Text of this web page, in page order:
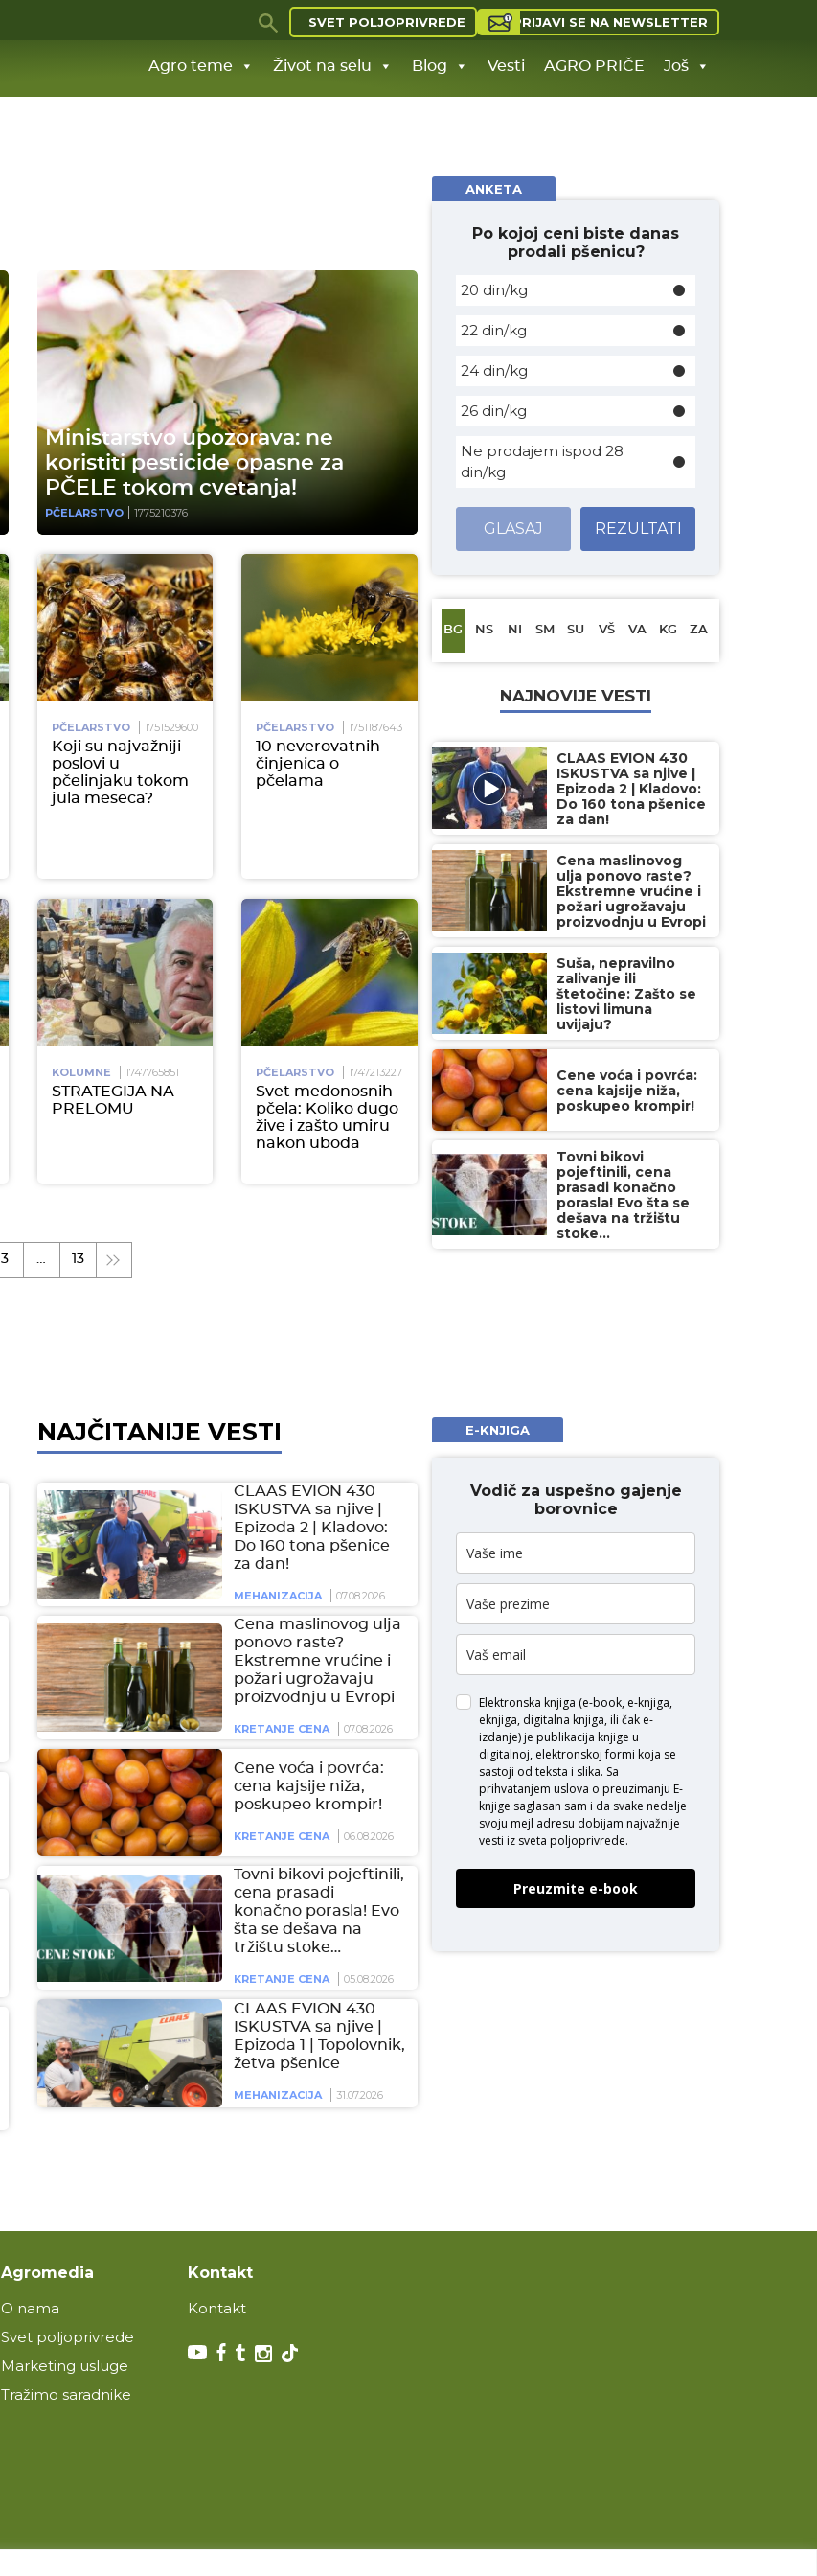
SVET POLJOPRIVREDE PRIJAVI SE NA NEWSLETTER
Agro teme Život na selu Blog Vesti AGRO PRIČE Još
Ministarstvo upozorava: ne
koristiti pesticide opasne za
PČELE tokom cvetanja!
PČELARSTVO 1775210376
PČELARSTVO 1751529600
Koji su najvažniji
poslovi u
pčelinjaku tokom
jula meseca?
PČELARSTVO 1751187643
10 neverovatnih
činjenica o
pčelama
KOLUMNE 1747765851
STRATEGIJA NA
PRELOMU
PČELARSTVO 1747213227
Svet medonosnih
pčela: Koliko dugo
žive i zašto umiru
nakon uboda
3 … 13
ANKETA
Po kojoj ceni biste danas
prodali pšenicu?
20 din/kg
22 din/kg
24 din/kg
26 din/kg
Ne prodajem ispod 28
din/kg
GLASAJ REZULTATI
BG NS NI SM SU VŠ VA KG ZA
NAJNOVIJE VESTI
CLAAS EVION 430
ISKUSTVA sa njive |
Epizoda 2 | Kladovo:
Do 160 tona pšenice
za dan!
Cena maslinovog
ulja ponovo raste?
Ekstremne vrućine i
požari ugrožavaju
proizvodnju u Evropi
Suša, nepravilno
zalivanje ili
štetočine: Zašto se
listovi limuna
uvijaju?
Cene voća i povrća:
cena kajsije niža,
poskupeo krompir!
Tovni bikovi
pojeftinili, cena
prasadi konačno
porasla! Evo šta se
dešava na tržištu
stoke...
NAJČITANIJE VESTI
CLAAS EVION 430
ISKUSTVA sa njive |
Epizoda 2 | Kladovo:
Do 160 tona pšenice
za dan!
MEHANIZACIJA 07.08.2026
Cena maslinovog ulja
ponovo raste?
Ekstremne vrućine i
požari ugrožavaju
proizvodnju u Evropi
KRETANJE CENA 07.08.2026
Cene voća i povrća:
cena kajsije niža,
poskupeo krompir!
KRETANJE CENA 06.08.2026
Tovni bikovi pojeftinili,
cena prasadi
konačno porasla! Evo
šta se dešava na
tržištu stoke…
KRETANJE CENA 05.08.2026
CLAAS EVION 430
ISKUSTVA sa njive |
Epizoda 1 | Topolovnik,
žetva pšenice
MEHANIZACIJA 31.07.2026
E-KNJIGA
Vodič za uspešno gajenje
borovnice
Elektronska knjiga (e-book, e-knjiga,
eknjiga, digitalna knjiga, ili čak e-
izdanje) je publikacija knjige u
digitalnoj, elektronskoj formi koja se
sastoji od teksta i slika. Sa
prihvatanjem uslova o preuzimanju E-
knjige saglasan sam i da svake nedelje
svoju mejl adresu dobijam najvažnije
vesti iz sveta poljoprivrede.
Preuzmite e-book
Agromedia
O nama
Svet poljoprivrede
Marketing usluge
Tražimo saradnike
Kontakt
Kontakt